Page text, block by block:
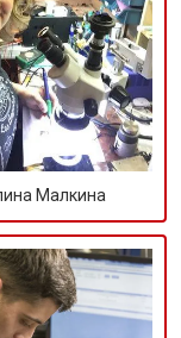
Малкина